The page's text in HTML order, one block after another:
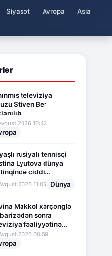
Siyasət Avropa
Asia
televiziya
Stiven Ber
10:43
rusiyalı tennisçi
Lyutova dünya
ciddi
imza atdı
11:06 Dünya
Makkol xərçənglə
sonra
fəaliyyətinə
verir
00:59